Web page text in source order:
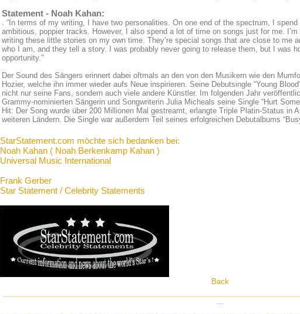
Statement - Noah Kahan:
. “In terms of my writing, I have two personalities. On one end of the spectrum, I
ambitious, poppier tracks. However, I also spend a lot of time on songs just for me.
writing these little stories on my own time. They’re special songs that are close to me
who I am, and they tell a story. I was probably never going to release them, but I was
opportunity."
Der Sound des Sängers erinnert dabei oftmals an den von den Musikern wie den
Hozier, welche ihn immer wieder aufs Neue inspirieren. Seine Debutsingle “Young
nicht nur seine Fans, sondern auch viele andere Künstler. Im folgenden Jahr
Grammy-nominierten Sängerin und Songwriterin Julia Micheals seine Single “Hurt
Hit: Der Song wurde über 200 Millionen Mal gestreamt, erlangte Triple Platin-Status in
weiteren Ländern. Die Single war außerdem Teil seines erfolgreichen Debutalbums
StarStatement.com möchte sich bedanken bei:
Noah Kahan ( Noah Berkenkamp Kahan )
Universal Music International
Frank Gerber
Star Statement / Celebrity Statements
Back
...